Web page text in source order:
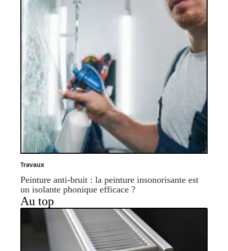
Travaux
Peinture anti-bruit : la peinture insonorisante est
un isolante phonique efficace ?
Au top